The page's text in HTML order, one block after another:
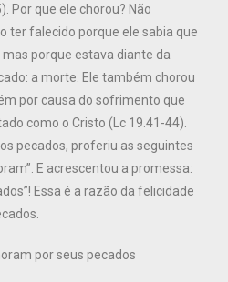
Por que ele chorou? Não
ter falecido porque ele sabia que
porque estava diante da
a morte. Ele também chorou
por causa do sofrimento que
como o Cristo (Lc 19.41-44).
pecados, proferiu as seguintes
E acrescentou a promessa:
Essa é a razão da felicidade
por seus pecados